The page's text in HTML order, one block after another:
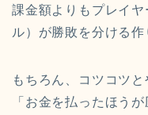
課金額よりもプレイ
ル）が勝敗を分ける作
もちろん、コツコツ
「お金を払ったほう